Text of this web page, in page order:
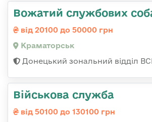
Вожатий службових
від 20100 до 50000 грн
Краматорськ
Донецький зональний відділ
Військова служба
від 50100 до 130100 грн